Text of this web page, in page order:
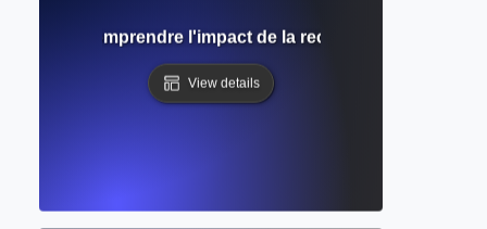
? Comprendre l'impact de la recherche et la
View details